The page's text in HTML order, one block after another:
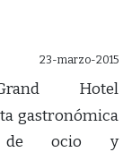
23-marzo-2015
Hotel
gastronómica
de ocio y